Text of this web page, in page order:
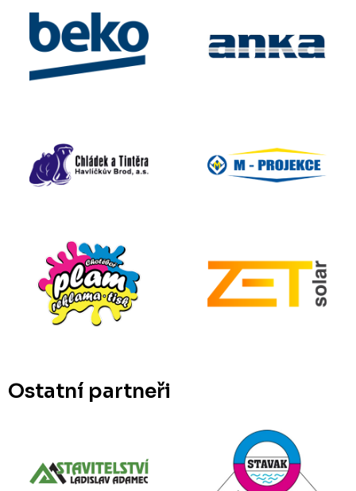
Ostatní partneři